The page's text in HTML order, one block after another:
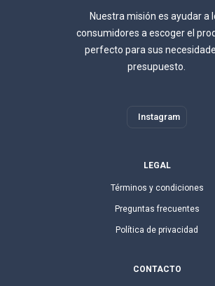
Nuestra misión es ayudar a
consumidores a escoger el
perfecto para sus
presupuesto.
Instagram
LEGAL
Términos y condiciones
Preguntas frecuentes
Política de privacidad
CONTACTO